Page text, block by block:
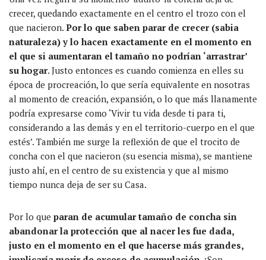
crecer, quedando exactamente en el centro el trozo con el
que nacieron. Por lo que saben parar de crecer (sabia
naturaleza) y lo hacen exactamente en el momento en
el que si aumentaran el tamaño no podrían ‘arrastrar’
su hogar. Justo entonces es cuando comienza en elles su
época de procreación, lo que sería equivalente en nosotras
al momento de creación, expansión, o lo que más llanamente
podría expresarse como ‘Vivir tu vida desde ti para ti,
considerando a las demás y en el territorio-cuerpo en el que
estés’. También me surge la reflexión de que el trocito de
concha con el que nacieron (su esencia misma), se mantiene
justo ahí, en el centro de su existencia y que al mismo
tiempo nunca deja de ser su Casa.
Por lo que paran de acumular tamaño de concha sin
abandonar la protección que al nacer les fue dada,
justo en el momento en el que hacerse más grandes,